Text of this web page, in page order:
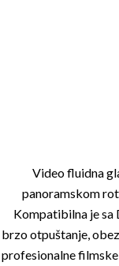
Video fluidna
panoramskom
Kompatibilna je sa
brzo otpuštanje,
profesionalne filmske